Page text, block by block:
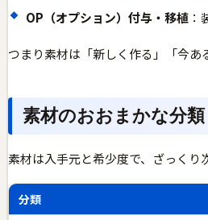
OP（オプション）付与・移植：
つまり素材は「新しく作る」「今あ
素材のおおまかな分類
素材は入手元と希少度で、ざっくり
分類